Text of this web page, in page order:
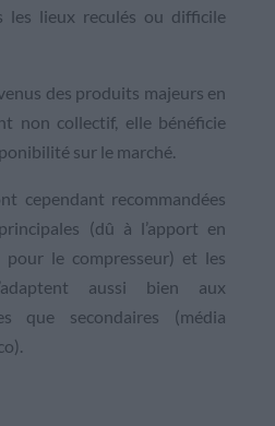
les lieux reculés ou difficile
des produits majeurs en
non collectif, elle bénéficie
sur le marché.
cependant recommandées
(dû à l’apport en
pour le compresseur) et les
aussi bien aux
que secondaires (média